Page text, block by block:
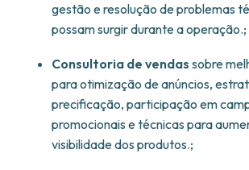
gestão e resolução de problemas
possam surgir durante a operação.;
Consultoria de vendas sobre
para otimização de anúncios,
precificação, participação em
promocionais e técnicas para
visibilidade dos produtos.;